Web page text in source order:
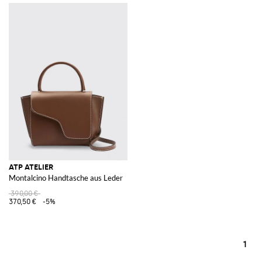
ATP ATELIER
Montalcino Handtasche aus Leder
390,00 €
370,50 €
-5%
1